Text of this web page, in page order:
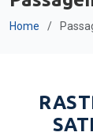
Home